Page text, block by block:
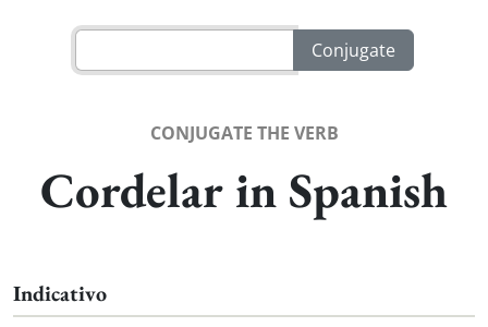
CONJUGATE THE VERB
Cordelar in Spanish
Indicativo